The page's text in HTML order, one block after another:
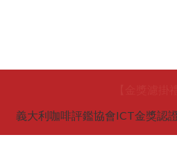
義大利咖啡評鑑協會ICT金獎認